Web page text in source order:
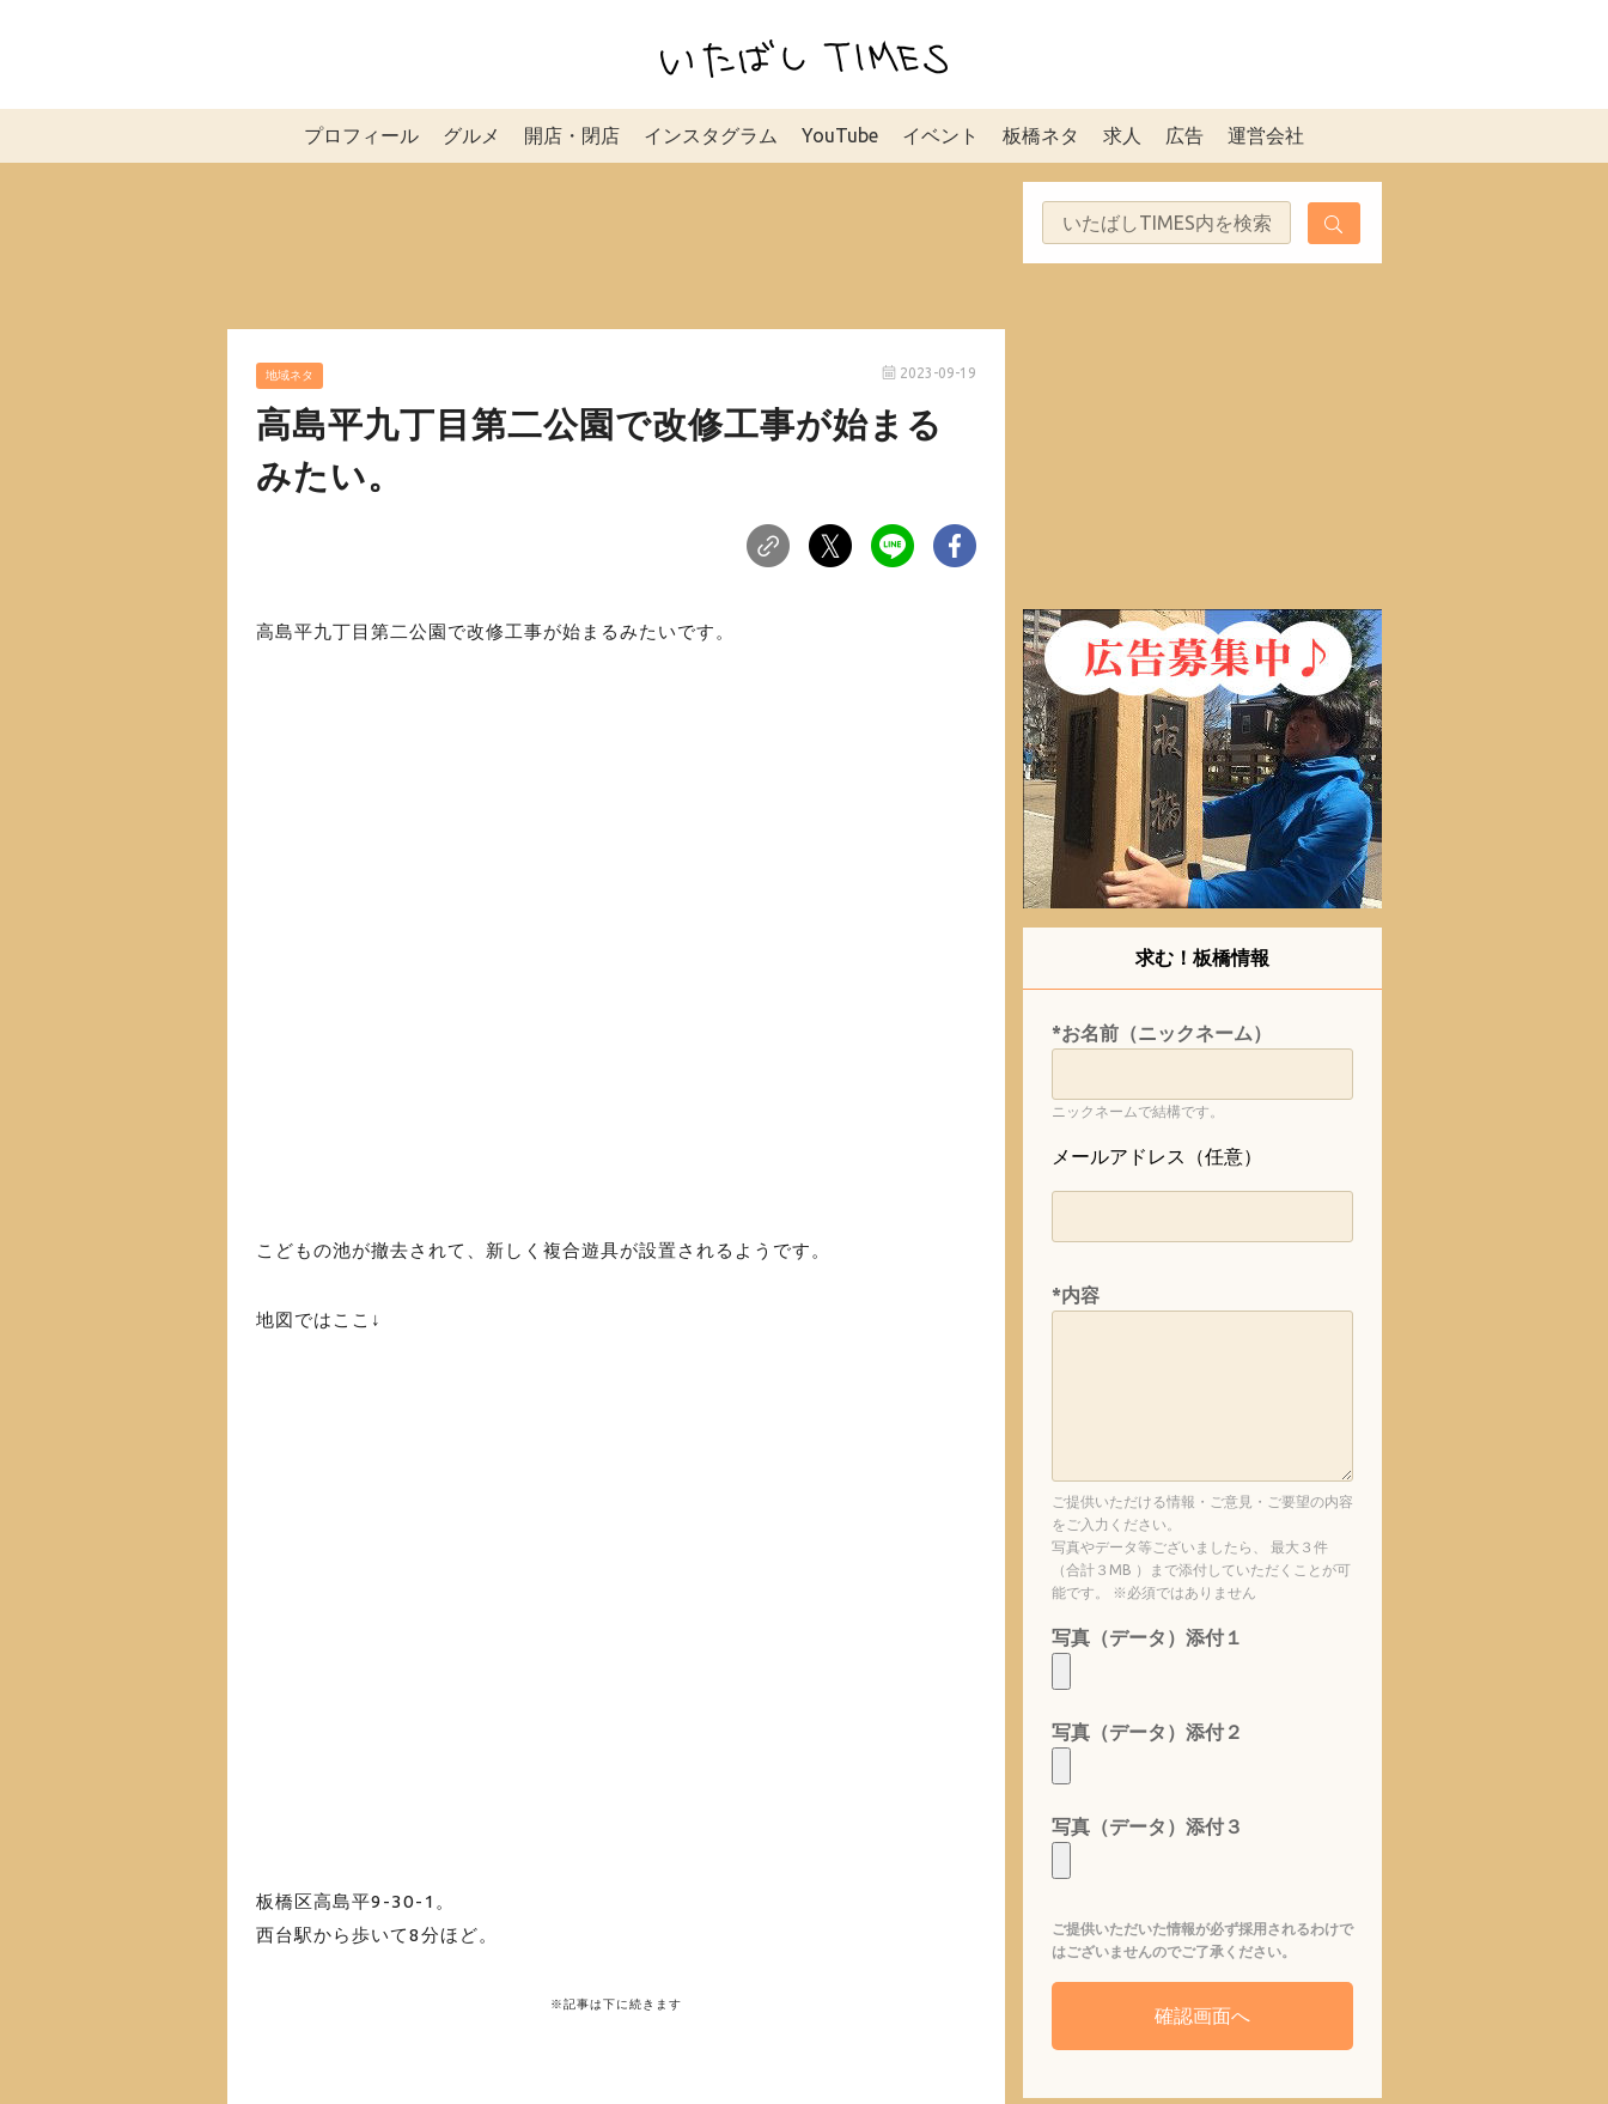
プロフィール グルメ 開店・閉店 インスタグラム YouTube イベント 板橋ネタ 求人 広告 運営会社
地域ネタ 2023-09-19
高島平九丁目第二公園で改修工事が始まる
みたい。
高島平九丁目第二公園で改修工事が始まるみたいです。
こどもの池が撤去されて、新しく複合遊具が設置されるようです。
地図ではここ↓
板橋区高島平9-30-1。
西台駅から歩いて8分ほど。
※記事は下に続きます
求む！板橋情報
*お名前（ニックネーム）
ニックネームで結構です。
メールアドレス（任意）
*内容
ご提供いただける情報・ご意見・ご要望の内容
をご入力ください。
写真やデータ等ございましたら、 最大３件
（合計３MB ）まで添付していただくことが可
能です。 ※必須ではありません
写真（データ）添付１
写真（データ）添付２
写真（データ）添付３
ご提供いただいた情報が必ず採用されるわけで
はございませんのでご了承ください。